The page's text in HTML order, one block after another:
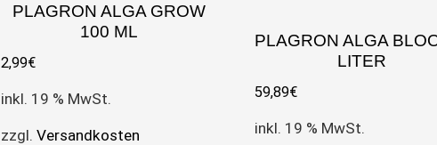
PLAGRON ALGA GROW
100 ML
2,99€
inkl. 19 % MwSt.
zzgl.Versandkosten
PLAGRON ALGA
LITER
59,89€
inkl. 19 % MwSt.